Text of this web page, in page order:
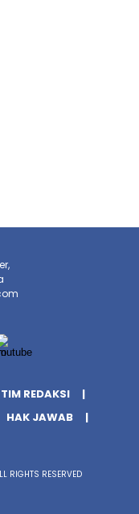
TIM REDAKSI
HAK JAWAB
RIGHTS RESERVED